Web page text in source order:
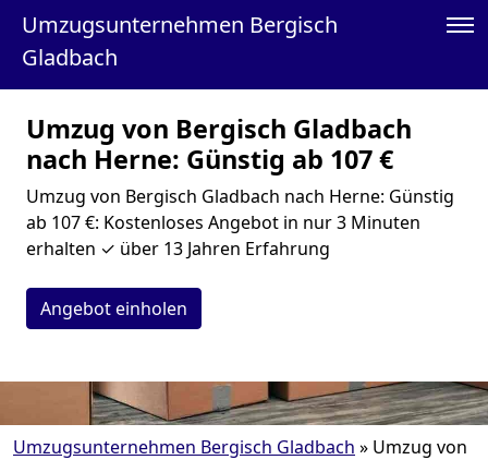
Umzugsunternehmen Bergisch
Gladbach
Umzug von Bergisch Gladbach
nach Herne: Günstig ab 107 €
Umzug von Bergisch Gladbach nach Herne: Günstig
ab 107 €: Kostenloses Angebot in nur 3 Minuten
erhalten ✓ über 13 Jahren Erfahrung
Angebot einholen
Umzugsunternehmen Bergisch Gladbach » Umzug von